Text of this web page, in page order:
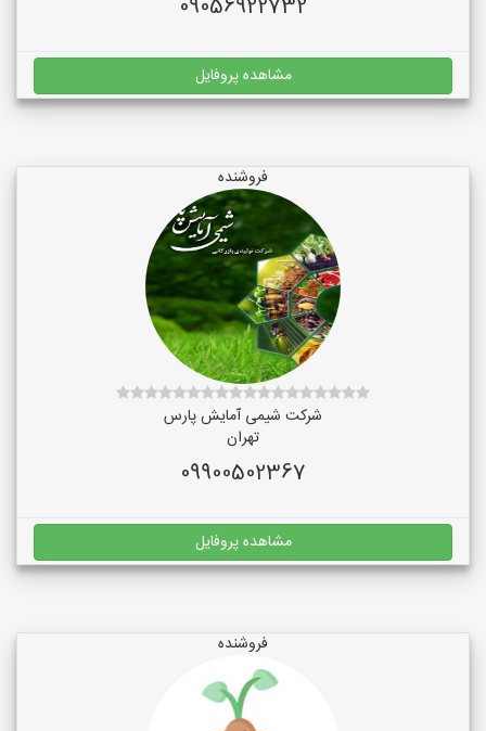
09056922732
مشاهده پروفایل
فروشنده
شرکت شیمی آمایش پارس
تهران
09900502367
مشاهده پروفایل
فروشنده